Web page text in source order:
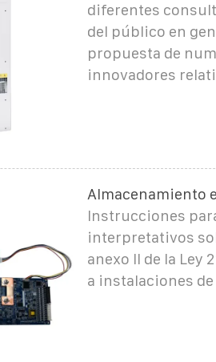
diferentes
del público en
propuesta de
innovadores
Almacenamiento
Instrucciones
interpretativos
anexo II de la Ley
a instalaciones